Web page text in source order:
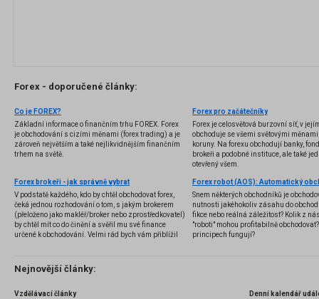
Forex - doporučené články:
Co je FOREX?
Základní informace o finančním trhu FOREX. Forex
je obchodování s cizími měnami (forex trading) a je
zároveň největším a také nejlikvidnějším finančním
trhem na světě.
Forex pro začátečníky
Forex je celosvětová burzovní síť, v
obchoduje se všemi světovými
koruny. Na forexu obchodují banky,
brokeři a podobné instituce, ale také
otevřený všem.
Forex brokeři - jak správně vybrat
V podstatě každého, kdo by chtěl obchodovat forex,
čeká jednou rozhodování o tom, s jakým brokerem
(přeloženo jako makléř/broker nebo zprostředkovatel)
by chtěl mít co do činění a svěřil mu své finance
určené k obchodování. Velmi rád bych vám přiblížil
několik příkladů nejznámějších z nich.
Snem některých obchodníků je
nutnosti jakéhokoliv zásahu do
fikce nebo reálná záležitost? Kolik z
"roboti" mohou profitabilně
principech fungují?
Nejnovější články:
Vzdělávací články
Denní kalendář